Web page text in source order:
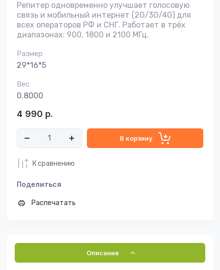
Репитер одновременно улучшает голосовую
связь и мобильный интернет (2G/3G/4G) для
всех операторов РФ и СНГ. Работает в трёх
диапазонах: 900, 1800 и 2100 МГц.
Размер
29*16*5
Вес
0.8000
4 990 р.
В корзину
К сравнению
Поделиться
Распечатать
Описание